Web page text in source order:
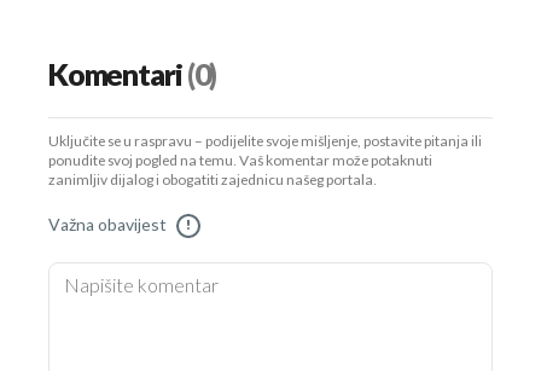
Komentari(0)
Uključite se u raspravu – podijelite svoje mišljenje, postavite pitanja ili
ponudite svoj pogled na temu. Vaš komentar može potaknuti
zanimljiv dijalog i obogatiti zajednicu našeg portala.
Važna obavijest !